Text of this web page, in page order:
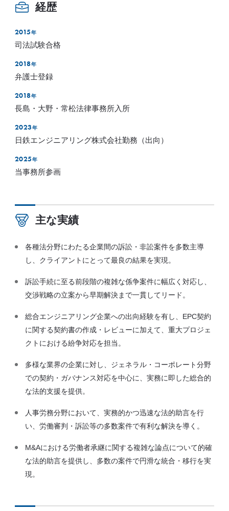
経歴
2015 年
司法試験合格
2018年
弁護士登録
2018年
長島・大野・常松法律事務所入所
2023 年
日鉄エンジニアリング株式会社勤務（出向）
2025 年
当事務所参画
主な実績
各種法分野にわたる企業間の訴訟・非訟案件を多数主導
し、クライアントにとって最良の結果を実現。
訴訟手続に至る前段階の複雑な係争案件に幅広く対応し、
交渉戦略の立案から早期解決まで一貫してリード。
総合エンジニアリング企業への出向経験を有し、EPC契約
に関する契約書の作成・レビューに加えて、重大プロジェ
クトにおける紛争対応を担当。
多様な業界の企業に対し、ジェネラル・コーポレート分野
での契約・ガバナンス対応を中心に、実務に即した総合的
な法的支援を提供。
人事労務分野において、実務的かつ迅速な法的助言を行
い、労働審判・訴訟等の多数案件で有利な解決を導く。
M&Aにおける労働者承継に関する複雑な論点について的確
な法的助言を提供し、多数の案件で円滑な統合・移行を実
現。